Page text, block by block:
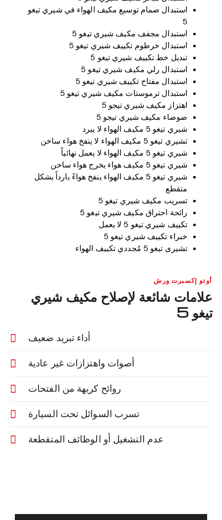
استبدال صمام توسيع مكيف الهواء في شيري تيغو
5
استبدال مجفف مكيف شيري تيغو 5
استبدال خرطوم تكييف شيري تيغو 5
تبديل خط تكييف شيري تيغو 5
استبدال رلي مكيف شيري تيغو 5
استبدال مفتاح تكييف شيري تيغو 5
استبدال ترموستات مكيف شيري تيغو 5
اهتزاز مكيف شيري تيجو 5
ضوضاء مكيف شيري تيجو 5
شيري تيغو 5 مكيف الهواء لا يبرد
تشيري تيغو 5 مكيف الهواء لا ينفخ هواء ساخن
شيري تيغو 5 مكيف الهواء لا يعمل نهائياً
شيري تيغو 5 مكيف هواء يخرج هواء ساخن
شيري تيغو 5 مكيف الهواء ينفخ هواءً بارداً بشكل
متقطع
تسريب مكيف شيري تيغو 5
رائحة احتراق مكيف شيري تيغو 5
تكييف شيري تيغو 5 لا يعمل
خبراء تكييف شيري تيغو 5
تشيرى تيغو 5 مُجددي تكييف الهواء
أوتو إكسبرت ورش
علامات شائعة لإصلاح مكيف شيري
تيغو 5
أداء تبريد ضعيف
أصوات واهتزازات غير عادية
روائح كريهة من الفتحات
تسرب السوائل تحت السيارة
عدم التشغيل أو الوظائف المتقطعة